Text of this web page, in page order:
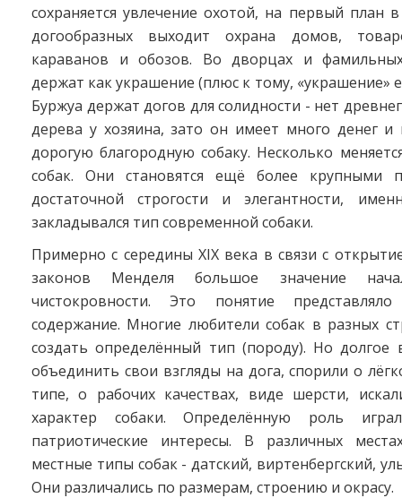
сохраняется увлечение охотой, на первый план
догообразных выходит охрана домов,
караванов и обозов. Во дворцах и
держат как украшение (плюс к тому, «украшение»
Буржуа держат догов для солидности - нет
дерева у хозяина, зато он имеет много денег
дорогую благородную собаку. Несколько
собак. Они становятся ещё более крупными
достаточной строгости и элегантности,
закладывался тип современной собаки.
Примерно с середины XIX века в связи с
законов Менделя большое значение
чистокровности. Это понятие
содержание. Многие любители собак в разных
создать определённый тип (породу). Но долгое
объединить свои взгляды на дога, спорили о
типе, о рабочих качествах, виде шерсти,
характер собаки. Определённую роль
патриотические интересы. В различных
местные типы собак - датский, виртенбергский,
Они различались по размерам, строению и окрасу.